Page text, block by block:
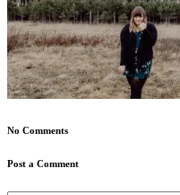
No Comments
Post a Comment